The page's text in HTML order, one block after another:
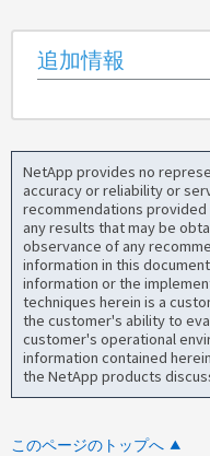
追加情報
NetApp provides no
accuracy or reliability or
recommendations
any results that may be
observance of any
information in this
information or the
techniques herein is a
the customer's ability to
customer's operational
information contained
the NetApp products
このページのトップへ